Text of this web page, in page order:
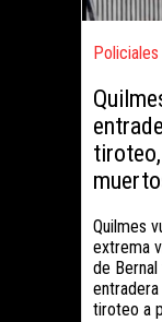
Policiales
Quilmes
extrema
de
tiroteo a